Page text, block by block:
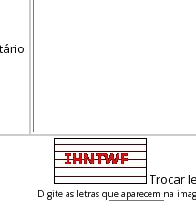
Trocar
Digite as letras que aparecem na